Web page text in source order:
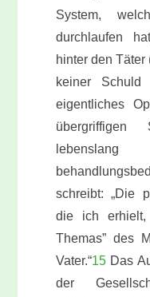
System,
durchlaufen
hinter den Täter
keiner
eigentliches
übergriffigen
schreibt: „Die
die ich erhielt,
Themas” des
Vater.“15Das
der